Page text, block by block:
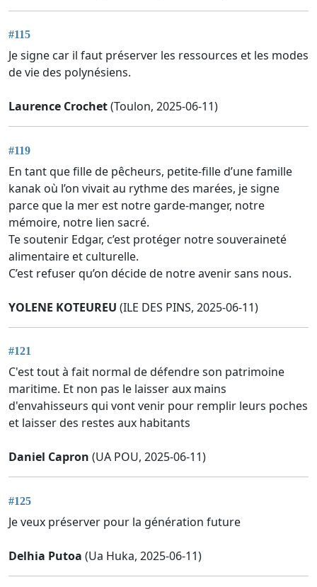
#115
Je signe car il faut préserver les ressources et les modes
de vie des polynésiens.
Laurence Crochet(Toulon, 2025-06-11)
#119
En tant que fille de pêcheurs, petite-fille d’une famille
kanak où l’on vivait au rythme des marées, je signe
parce que la mer est notre garde-manger, notre
mémoire, notre lien sacré.
Te soutenir Edgar, c’est protéger notre souveraineté
alimentaire et culturelle.
C’est refuser qu’on décide de notre avenir sans nous.
YOLENE KOTEUREU (ILE DES PINS, 2025-06-11)
#121
C'est tout à fait normal de défendre son patrimoine
maritime. Et non pas le laisser aux mains
d'envahisseurs qui vont venir pour remplir leurs poches
et laisser des restes aux habitants
Daniel Capron (UA POU, 2025-06-11)
#125
Je veux préserver pour la génération future
Delhia Putoa (Ua Huka, 2025-06-11)